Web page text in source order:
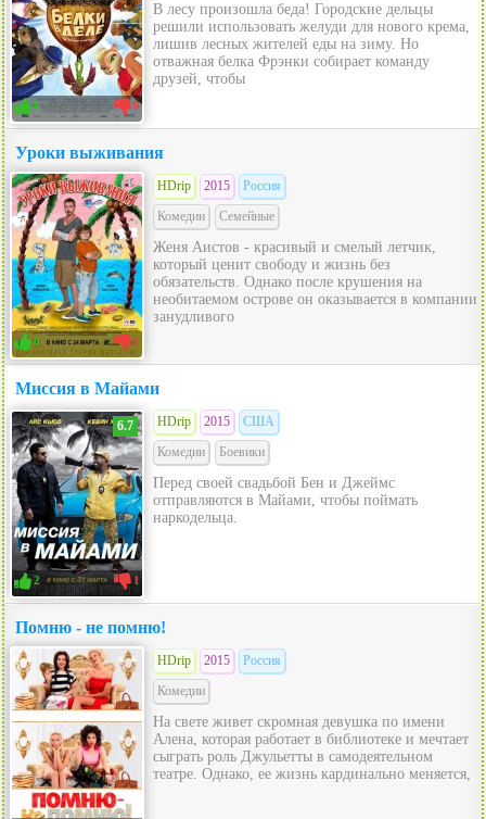
0 0
В лесу произошла беда! Городские дельцы
решили использовать желуди для нового крема,
лишив лесных жителей еды на зиму. Но
отважная белка Фрэнки собирает команду
друзей, чтобы
Уроки выживания
0 1
HDrip 2015
Россия
Комедии
Семейные
Женя Аистов - красивый и смелый летчик,
который ценит свободу и жизнь без
обязательств. Однако после крушения на
необитаемом острове он оказывается в компании
занудливого
Миссия в Майами
6.7
2 1
HDrip 2015
США
Комедии
Боевики
Перед своей свадьбой Бен и Джеймс
отправляются в Майами, чтобы поймать
наркодельца.
Помню - не помню!
HDrip 2015
Россия
Комедии
На свете живет скромная девушка по имени
Алена, которая работает в библиотеке и мечтает
сыграть роль Джульетты в самодеятельном
театре. Однако, ее жизнь кардинально меняется,